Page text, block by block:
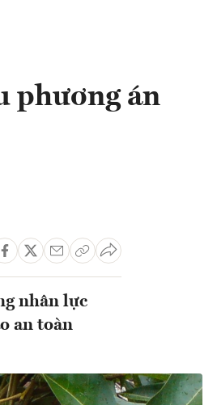
phương án
nhân lực
an toàn